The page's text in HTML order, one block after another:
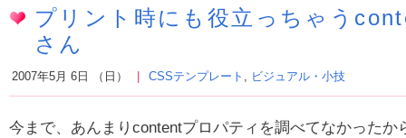
プリント時にも役立っちゃう
さん
2007年5月 6日 （日） CSSテンプレート , ビジュアル・小技
今まで、あんまりcontentプロパティを調べてなかったか